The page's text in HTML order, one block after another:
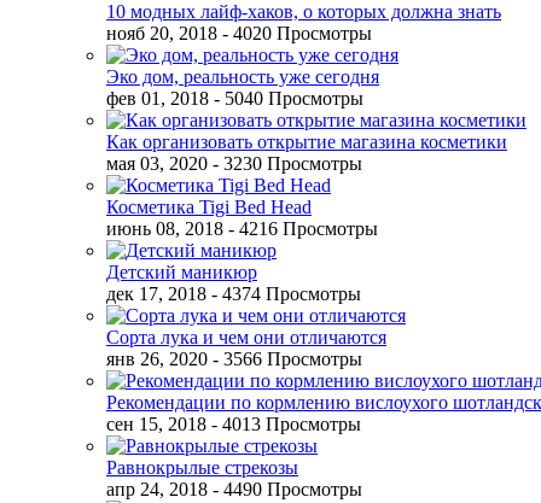
10 модных лайф-хаков, о которых должна знать
нояб 20, 2018 - 4020 Просмотры
Эко дом, реальность уже сегодня
фев 01, 2018 - 5040 Просмотры
Как организовать открытие магазина косметики
мая 03, 2020 - 3230 Просмотры
Косметика Tigi Bed Head
июнь 08, 2018 - 4216 Просмотры
Детский маникюр
дек 17, 2018 - 4374 Просмотры
Сорта лука и чем они отличаются
янв 26, 2020 - 3566 Просмотры
Рекомендации по кормлению вислоухого
сен 15, 2018 - 4013 Просмотры
Равнокрылые стрекозы
апр 24, 2018 - 4490 Просмотры